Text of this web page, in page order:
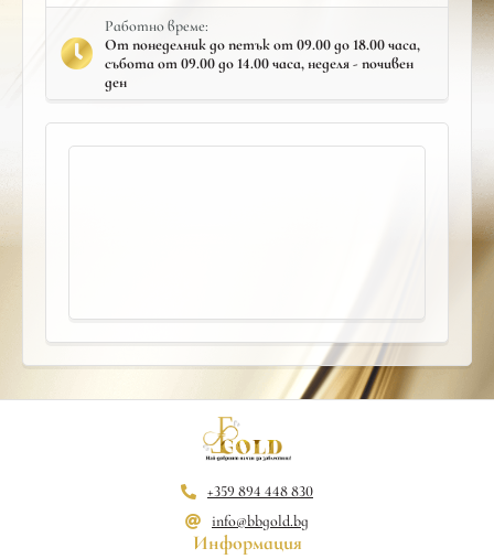
Работно време:
От понеделник до петък от 09.00 до 18.00 часа,
събота от 09.00 до 14.00 часа, неделя - почивен
ден
+359 894 448 830
info@bbgold.bg
Информация